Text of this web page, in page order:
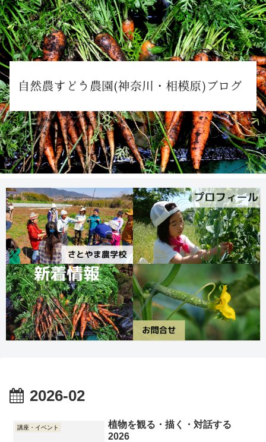
2026-02
講座・イベント
植物を観る・描く・対話する
2026